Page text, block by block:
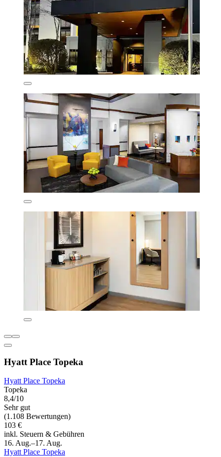
Hyatt Place Topeka
Hyatt Place Topeka
Topeka
8,4/10
Sehr gut
(1.108 Bewertungen)
103 €
inkl. Steuern & Gebühren
16. Aug.–17. Aug.
Hyatt Place Topeka